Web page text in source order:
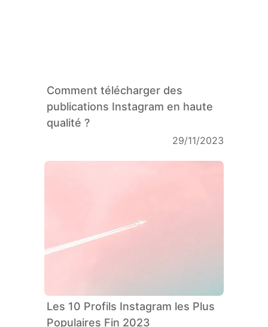
Comment télécharger des
publications Instagram en haute
qualité ?
29/11/2023
Les 10 Profils Instagram les Plus
Populaires Fin 2023